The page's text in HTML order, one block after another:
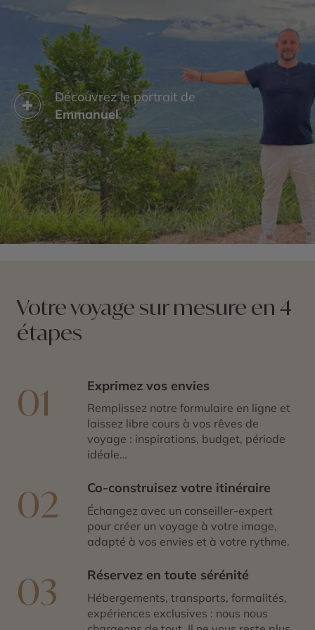
Découvrez le portrait de
Emmanuel
Votre voyage sur mesure en 4
étapes
01 Exprimez vos envies
Remplissez notre formulaire en ligne et
laissez libre cours à vos rêves de
voyage : inspirations, budget, période
idéale…
02 Co-construisez votre itinéraire
Échangez avec un conseiller-expert
pour créer un voyage à votre image,
adapté à vos envies et à votre rythme.
03 Réservez en toute sérénité
Hébergements, transports, formalités,
expériences exclusives : nous nous